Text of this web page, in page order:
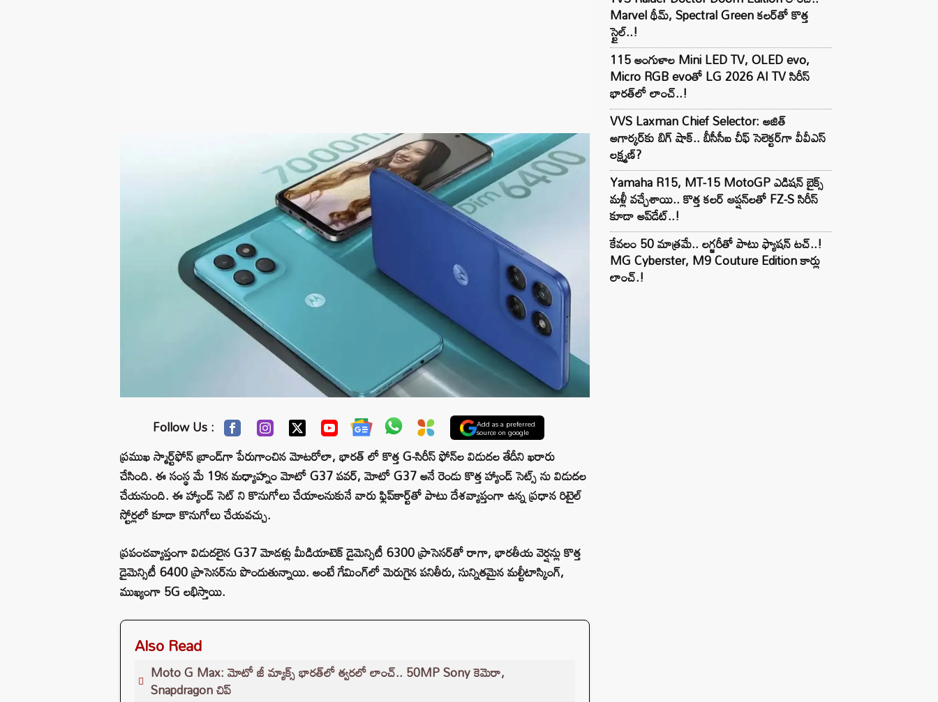
Follow Us : Add as a preferred
source on google
ప్రముఖ స్మార్ట్‌ఫోన్ బ్రాండ్‌గా పేరుగాంచిన మోటరోలా, భారత్ లో కొత్త G-సిరీస్ ఫోన్‌ల విడుదల తేదీని ఖరారు
చేసింది. ఈ సంస్థ మే 19న మధ్యాహ్నం మోటో G37 పవర్, మోటో G37 అనే రెండు కొత్త హ్యాండ్ సెట్స్ ను విడుదల
చేయనుంది. ఈ హ్యాండ్ సెట్ ని కొనుగోలు చేయాలనుకునే వారు ఫ్లిప్‌కార్ట్‌తో పాటు దేశవ్యాప్తంగా ఉన్న ప్రధాన రిటైల్
స్టోర్లలో కూడా కొనుగోలు చేయవచ్చు.
ప్రపంచవ్యాప్తంగా విడుదలైన G37 మోడళ్లు మీడియాటెక్ డైమెన్సిటీ 6300 ప్రాసెసర్‌తో రాగా, భారతీయ వెర్షన్లు కొత్త
డైమెన్సిటీ 6400 ప్రాసెసర్‌ను పొందుతున్నాయి. అంటే గేమింగ్‌లో మెరుగైన పనితీరు, సున్నితమైన మల్టీటాస్కింగ్,
ముఖ్యంగా 5G లభిస్తాయి.
Also Read
Moto G Max: మోటో జీ మ్యాక్స్ భారత్‌లో త్వరలో లాంచ్.. 50MP Sony కెమెరా,
Snapdragon చిప్‌
Marvel థీమ్, Spectral Green కలర్‌తో కొత్త
స్టైల్..!
115 అంగుళాల Mini LED TV, OLED evo,
Micro RGB evoతో LG 2026 AI TV సిరీస్
భారత్‌లో లాంచ్..!
VVS Laxman Chief Selector: అజిత్
అగార్కర్‌కు బిగ్ షాక్.. బీసీసీఐ చీఫ్ సెలెక్టర్‌గా వీవీఎస్
లక్ష్మణ్?
Yamaha R15, MT-15 MotoGP ఎడిషన్ బైక్స్
మళ్లీ వచ్చేశాయి.. కొత్త కలర్ ఆప్షన్‌లతో FZ-S సిరీస్
కూడా అప్‌డేట్..!
కేవలం 50 మాత్రమే.. లగ్జరీతో పాటు ఫ్యాషన్ టచ్..!
MG Cyberster, M9 Couture Edition కార్లు
లాంచ్.!